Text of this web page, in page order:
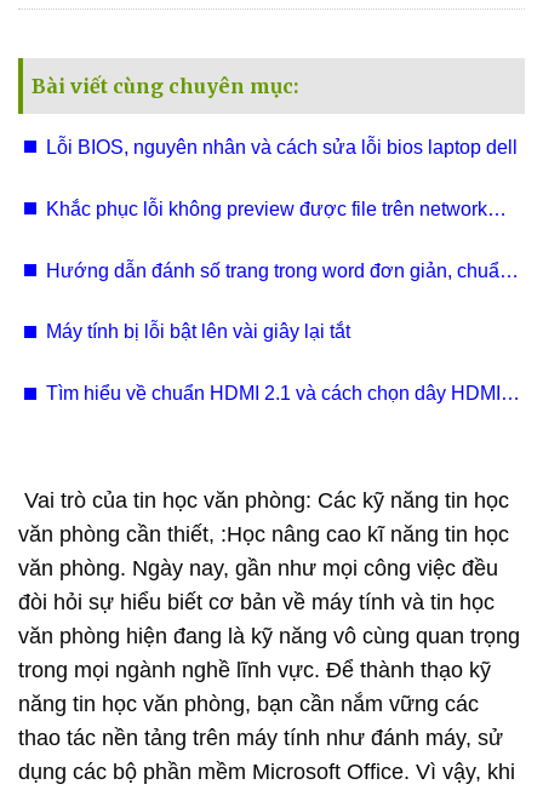
Bài viết cùng chuyên mục:
Lỗi BIOS, nguyên nhân và cách sửa lỗi bios laptop dell
Khắc phục lỗi không preview được file trên network
Hướng dẫn đánh số trang trong word đơn giản, chuẩn
Máy tính bị lỗi bật lên vài giây lại tắt
Tìm hiểu về chuẩn HDMI 2.1 và cách chọn dây HDMI
Vai trò của tin học văn phòng: Các kỹ năng tin học
văn phòng cần thiết, :Học nâng cao kĩ năng tin học
văn phòng. Ngày nay, gần như mọi công việc đều
đòi hỏi sự hiểu biết cơ bản về máy tính và tin học
văn phòng hiện đang là kỹ năng vô cùng quan trọng
trong mọi ngành nghề lĩnh vực. Để thành thạo kỹ
năng tin học văn phòng, bạn cần nắm vững các
thao tác nền tảng trên máy tính như đánh máy, sử
dụng các bộ phần mềm Microsoft Office. Vì vậy, khi